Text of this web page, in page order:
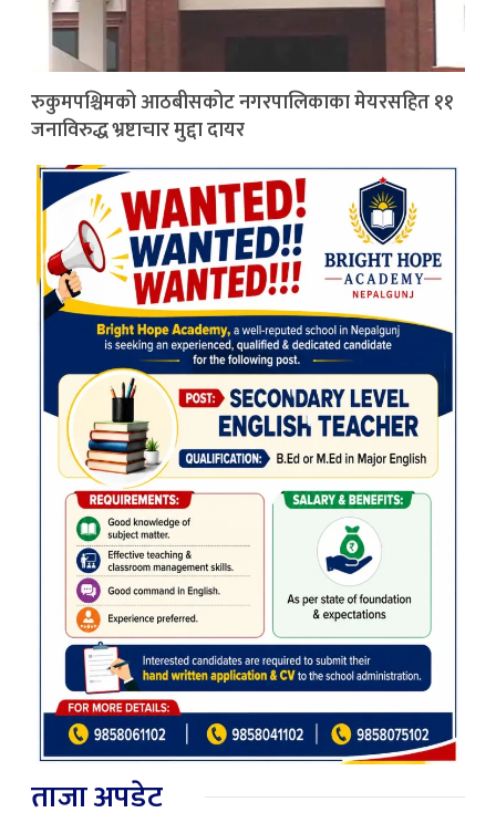
रुकुमपश्चिमको आठबीसकोट नगरपालिकाका मेयरसहित ११
जनाविरुद्ध भ्रष्टाचार मुद्दा दायर
ताजा अपडेट